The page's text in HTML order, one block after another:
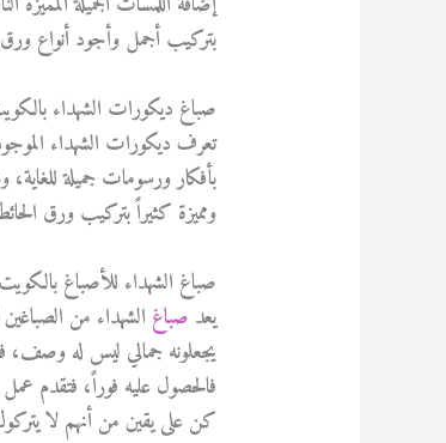
بتركيب أجمل وأجود أنواع ورق
صباغ ديكورات الشهداء
تعرف ديكورات الشهداء
بأفكار ورسومات جميلة
ومميزة كثيراً بتركيب ورق
صباغ الشهداء للأصباغ بالكويت
يعد صباغ الشهداء من
يجعلونه جمالي ليس له وصف،
فالحصول عليه فوراً، فتقدم
كن على يقين من أنهم لا